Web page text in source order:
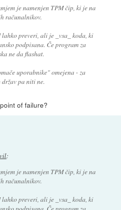
je namenjen TPM čip, ki je na
računalnikov.
preveri, ali je _vsa_ koda, ki
podpisana. Če program za
ne da flashat.
uporabnike" omejena - za
pa niti ne.
of failure?
:
je namenjen TPM čip, ki je na
računalnikov.
preveri, ali je _vsa_ koda, ki